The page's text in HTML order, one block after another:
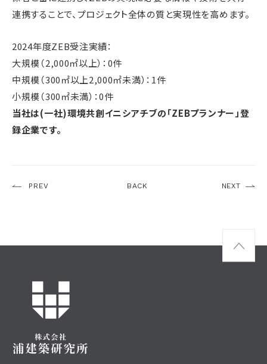
連携することで、プロジェクト全体の質と実現性を高めます。
2024年度ZEB受注実績：
大規模（2,000㎡以上）：0件
中規模（300㎡以上2,000㎡未満）：1件
小規模（300㎡未満）：0件
当社は(一社)環境共創イニシアチブの「ZEBプランナー」登
録企業です。
PREV BACK NEXT